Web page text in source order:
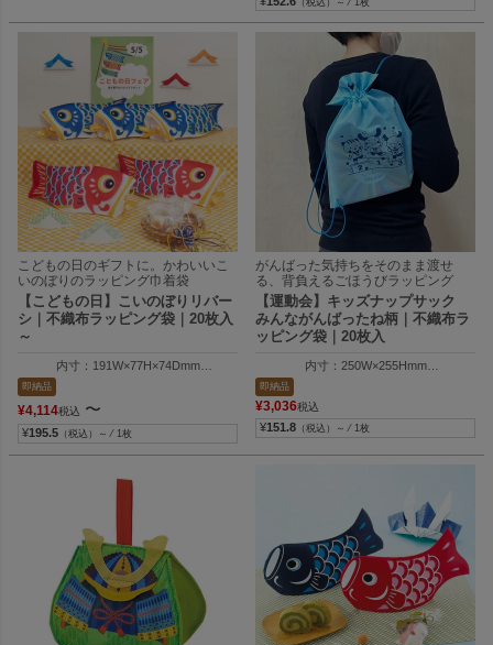
こどもの日のギフトに。かわいいこ
いのぼりのラッピング巾着袋
【こどもの日】こいのぼりリバー
シ｜不織布ラッピング袋｜20枚入
～
内寸：191W×77H×74Dmm
外寸：275W×120H×108Dmm
即納品
¥4,114税込 〜
¥195.5 （税込）～ ⁄ 1枚
がんばった気持ちをそのまま渡せ
る、背負えるごほうびラッピング
【運動会】キッズナップサック
みんながんばったね柄｜不織布ラ
ッピング袋｜20枚入
内寸：250W×255Hmm
即納品
¥3,036税込
¥151.8 （税込）～ ⁄ 1枚